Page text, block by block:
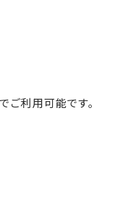
利用可能です。